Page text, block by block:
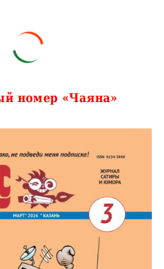
номер «Чаяна»